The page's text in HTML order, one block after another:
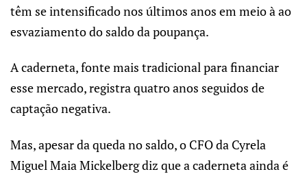
têm se intensificado nos últimos anos em meio à ao
esvaziamento do saldo da poupança.
A caderneta, fonte mais tradicional para financiar
esse mercado, registra quatro anos seguidos de
captação negativa.
Mas, apesar da queda no saldo, o CFO da Cyrela
Miguel Maia Mickelberg diz que a caderneta ainda é